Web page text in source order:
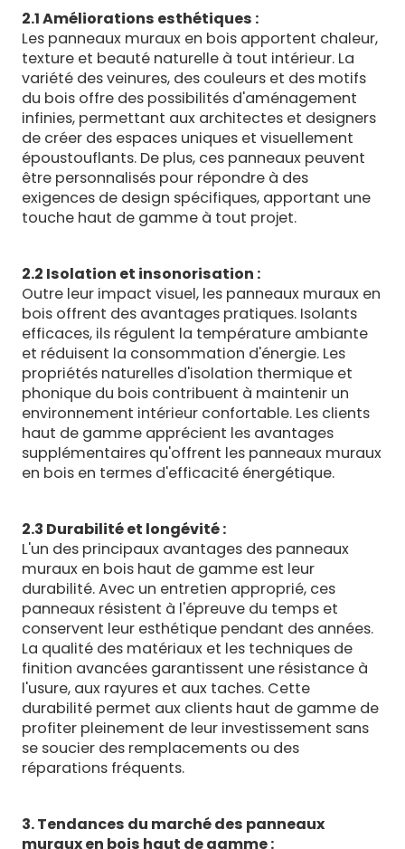
2.1 Améliorations esthétiques :
Les panneaux muraux en bois apportent chaleur,
texture et beauté naturelle à tout intérieur. La
variété des veinures, des couleurs et des motifs
du bois offre des possibilités d'aménagement
infinies, permettant aux architectes et designers
de créer des espaces uniques et visuellement
époustouflants. De plus, ces panneaux peuvent
être personnalisés pour répondre à des
exigences de design spécifiques, apportant une
touche haut de gamme à tout projet.
2.2 Isolation et insonorisation :
Outre leur impact visuel, les panneaux muraux en
bois offrent des avantages pratiques. Isolants
efficaces, ils régulent la température ambiante
et réduisent la consommation d'énergie. Les
propriétés naturelles d'isolation thermique et
phonique du bois contribuent à maintenir un
environnement intérieur confortable. Les clients
haut de gamme apprécient les avantages
supplémentaires qu'offrent les panneaux muraux
en bois en termes d'efficacité énergétique.
2.3 Durabilité et longévité :
L'un des principaux avantages des panneaux
muraux en bois haut de gamme est leur
durabilité. Avec un entretien approprié, ces
panneaux résistent à l'épreuve du temps et
conservent leur esthétique pendant des années.
La qualité des matériaux et les techniques de
finition avancées garantissent une résistance à
l'usure, aux rayures et aux taches. Cette
durabilité permet aux clients haut de gamme de
profiter pleinement de leur investissement sans
se soucier des remplacements ou des
réparations fréquents.
3. Tendances du marché des panneaux
muraux en bois haut de gamme :